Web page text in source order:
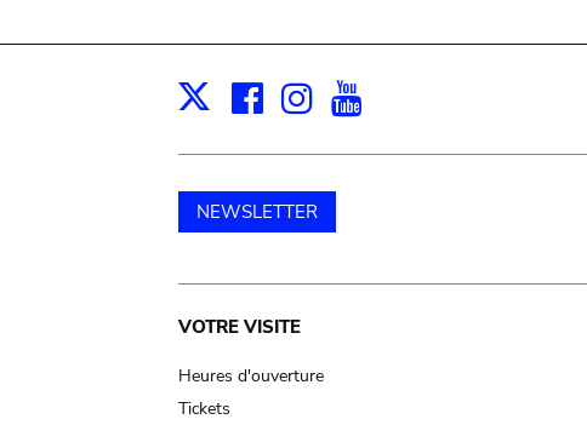
X Facebook
Instagram
NEWSLETTER
Main
navigation
VOTRE VISITE
Heures d'ouverture
Tickets